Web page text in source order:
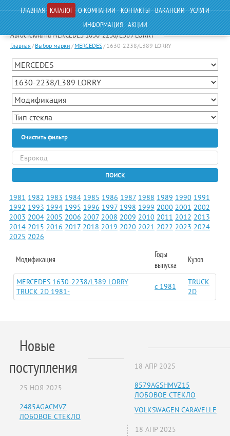
ГЛАВНАЯ КАТАЛОГ О КОМПАНИИ КОНТАКТЫ ВАКАНСИИ УСЛУГИ
ИНФОРМАЦИЯ АКЦИИ
Автостекла на MERCEDES 1630-2238/L389 LORRY
Главная / Выбор марки / MERCEDES/ 1630-2238/L389 LORRY
Очистить фильтр
ПОИСК
1981 1982 1983 1984 1985 1986 1987 1988 1989 1990 1991
1992 1993 1994 1995 1996 1997 1998 1999 2000 2001 2002
2003 2004 2005 2006 2007 2008 2009 2010 2011 2012 2013
2014 2015 2016 2017 2018 2019 2020 2021 2022 2023 2024
2025 2026
Модификация
Годы
выпуска
Кузов
MERCEDES 1630-2238/L389 LORRY
TRUCK 2D 1981-
c 1981
TRUCK
2D
Новые
поступления
25 НОЯ 2025
2485AGACMVZ
ЛОБОВОЕ СТЕКЛО
18 АПР 2025
8579AGSHMVZ15
ЛОБОВОЕ СТЕКЛО
VOLKSWAGEN CARAVELLE
18 АПР 2025